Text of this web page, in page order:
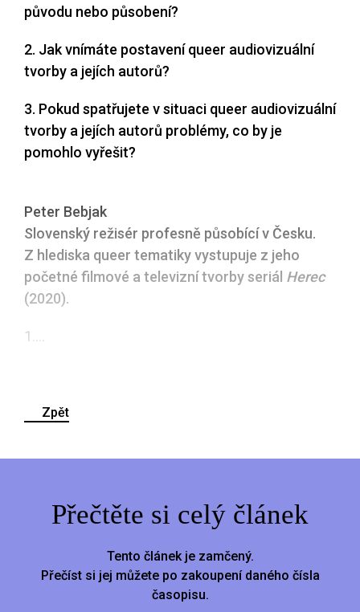
původu nebo působení?
2. Jak vnímáte postavení queer audiovizuální
tvorby a jejích autorů?
3. Pokud spatřujete v situaci queer audiovizuální
tvorby a jejích autorů problémy, co by je
pomohlo vyřešit?
Peter Bebjak
Slovenský režisér profesně působící v Česku.
Z hlediska queer tematiky vystupuje z jeho
početné filmové a televizní tvorby seriál Herec
(2020).
1....
Zpět
Přečtěte si celý článek
Tento článek je zamčený.
Přečíst si jej můžete po zakoupení daného čísla
časopisu.